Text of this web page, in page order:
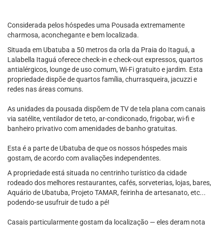
Considerada pelos hóspedes uma Pousada extremamente
charmosa, aconchegante e bem localizada.
Situada em Ubatuba a 50 metros da orla da Praia do Itaguá, a
Lalabella Itaguá oferece check-in e check-out expressos, quartos
antialérgicos, lounge de uso comum, Wi-Fi gratuito e jardim. Esta
propriedade dispõe de quartos família, churrasqueira, jacuzzi e
redes nas áreas comuns.
As unidades da pousada dispõem de TV de tela plana com canais
via satélite, ventilador de teto, ar-condiconado, frigobar, wi-fi e
banheiro privativo com amenidades de banho gratuitas.
Esta é a parte de Ubatuba de que os nossos hóspedes mais
gostam, de acordo com avaliações independentes.
A propriedade está situada no centrinho turístico da cidade
rodeado dos melhores restaurantes, cafés, sorveterias, lojas, bares,
Aquário de Ubatuba, Projeto TAMAR, feirinha de artesanato, etc...
podendo-se usufruir de tudo a pé!
Casais particularmente gostam da localização — eles deram nota